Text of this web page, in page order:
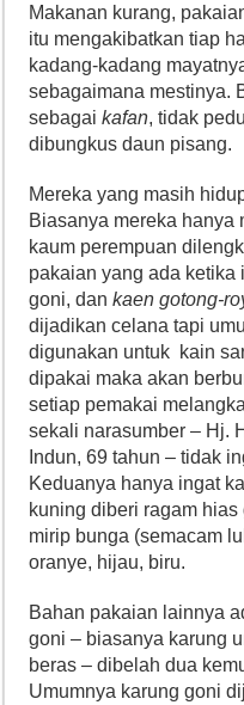
Makanan kurang,
itu mengakibatkan tiap
kadang-kadang
sebagaimana mestinya.
sebagaikafan, tidak
dibungkus daun pisang.
Mereka yang masih
Biasanya mereka hanya
kaum perempuan
pakaian yang ada ketika
goni, dankaen gotong-
dijadikan celana tapi
digunakan untuk kain
dipakai maka akan
setiap pemakai
sekali narasumber – Hj.
Indun, 69 tahun – tidak
Keduanya hanya ingat
kuning diberi ragam
mirip bunga (semacam
oranye, hijau, biru.
Bahan pakaian lainnya
goni – biasanya karung
beras – dibelah dua
Umumnya karung goni